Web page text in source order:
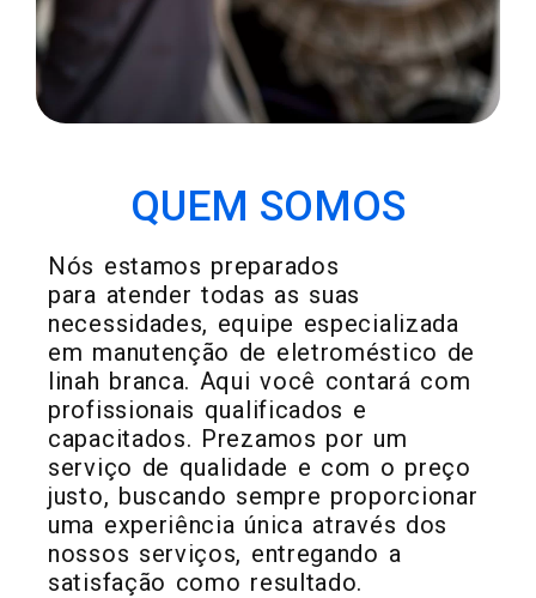
QUEM SOMOS
Nós estamos preparados
para atender todas as suas
necessidades, equipe especializada
em manutenção de eletroméstico de
linah branca. Aqui você contará com
profissionais qualificados e
capacitados. Prezamos por um
serviço de qualidade e com o preço
justo, buscando sempre proporcionar
uma experiência única através dos
nossos serviços, entregando a
satisfação como resultado.